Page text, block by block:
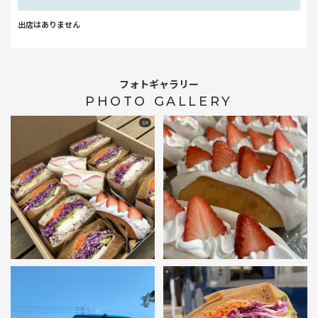
出店はありません
フォトギャラリー
PHOTO GALLERY